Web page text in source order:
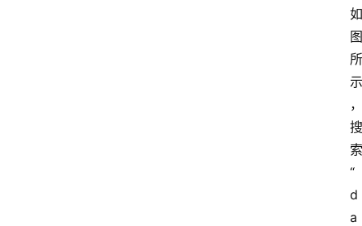
如
图
所
示
，
搜
索
“
d
a